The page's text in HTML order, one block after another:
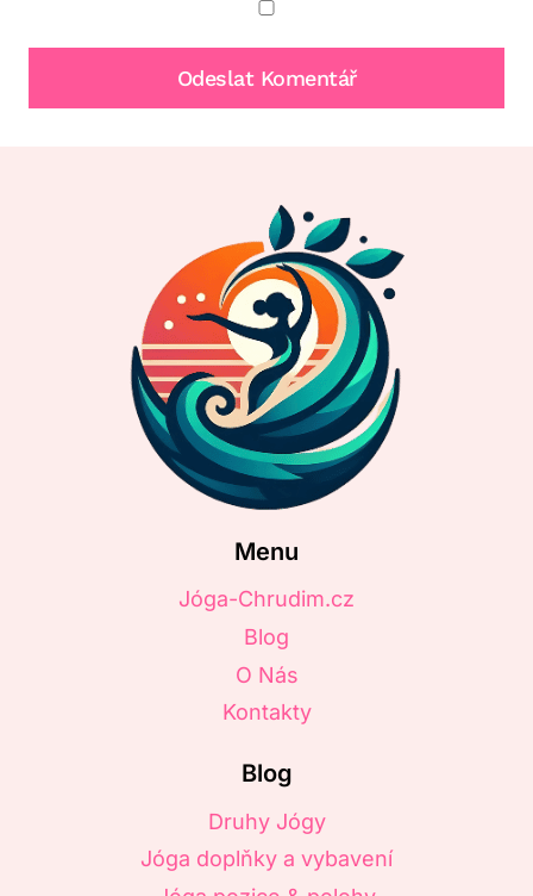
Menu
Jóga-Chrudim.cz
Blog
O Nás
Kontakty
Blog
Druhy Jógy
Jóga doplňky a vybavení